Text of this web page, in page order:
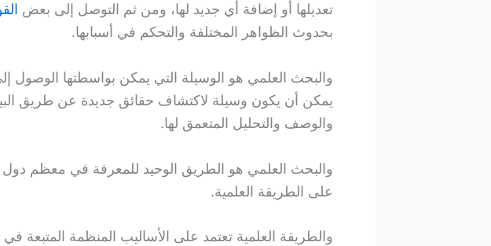
تعديلها أو إضافة أي جديد لها، ومن ثم التوصل إلى بعض
بحدوث الظواهر المختلفة والتحكم في أسبابها.
والبحث العلمي هو الوسيلة التي يمكن بواسطتها
يمكن أن يكون وسيلة لاكتشاف حقائق جديدة عن طريق
والوصف والتحليل المتعمق لها.
والبحث العلمي هو الطريق الوحيد للمعرفة في معظم دول
على الطريقة العلمية.
والطريقة العلمية تعتمد على الأساليب المنظمة المتبعة في